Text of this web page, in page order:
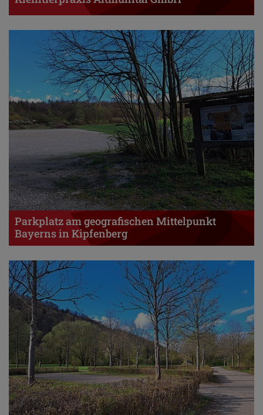
Parkplatz am geografischen Mittelpunkt
Bayerns in Kipfenberg